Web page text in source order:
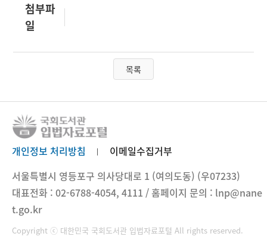
첨부파
일
목록
개인정보 처리방침
이메일수집거부
서울특별시 영등포구 의사당대로 1 (여의도동) (우07233)
대표전화 : 02-6788-4054, 4111 / 홈페이지 문의 : lnp@nane
t.go.kr
Copyright ⓒ 대한민국 국회도서관 입법자료포털 All rights reserved.